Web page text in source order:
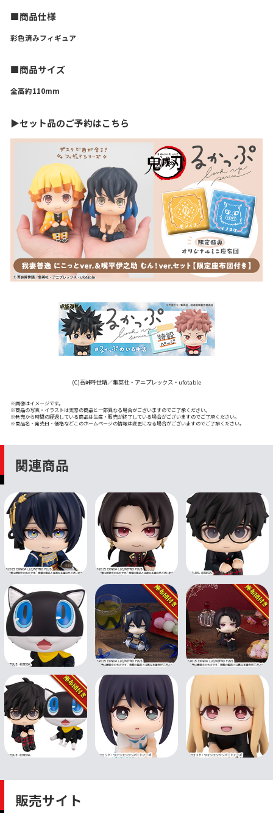
■商品仕様
彩色済みフィギュア
■商品サイズ
全高約110mm
▶セット品のご予約はこちら
(C)吾峠呼世晴／集英社・アニプレックス・ufotable
※画像はイメージです。
※商品の写真・イラストは実際の商品と一部異なる場合がございますのでご了承ください。
※発売から時間の経過している商品は生産・販売が終了している場合がございますのでご了承ください。
※商品名・発売日・価格などこのホームページの情報は変更になる場合がございますのでご了承ください。
関連商品
販売サイト